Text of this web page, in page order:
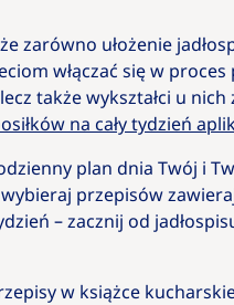
zarówno ułożenie
włączać się w proces
także wykształci u
na cały tydzień
plan dnia Twój i
przepisów
– zacznij od
w książce